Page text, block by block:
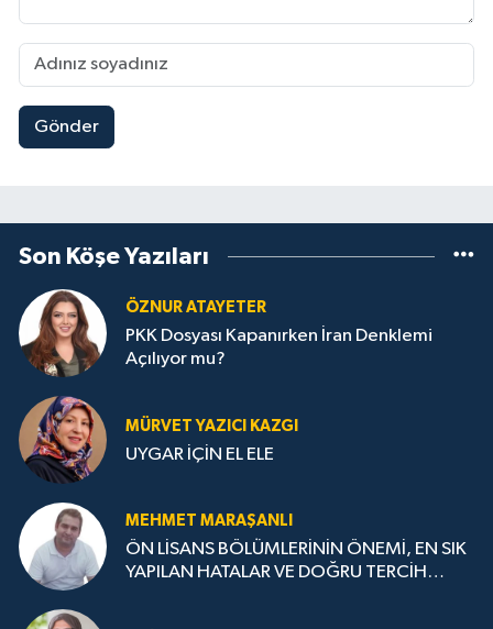
Gönder
Son Köşe Yazıları
ÖZNUR ATAYETER
PKK Dosyası Kapanırken İran Denklemi
Açılıyor mu?
MÜRVET YAZICI KAZGI
UYGAR İÇİN EL ELE
MEHMET MARAŞANLI
ÖN LİSANS BÖLÜMLERİNİN ÖNEMİ, EN SIK
YAPILAN HATALAR VE DOĞRU TERCİH